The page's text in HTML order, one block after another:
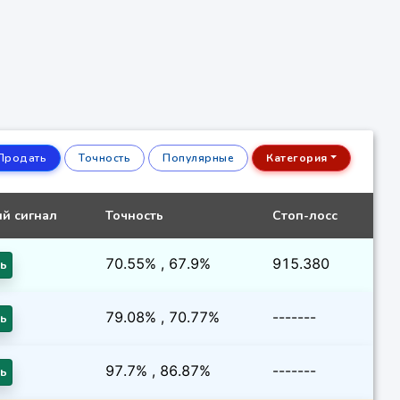
Точность Популярные Категория
сигнал Точность Стоп-лосс
70.55% , 67.9% 915.380
79.08% , 70.77% -------
97.7% , 86.87% -------